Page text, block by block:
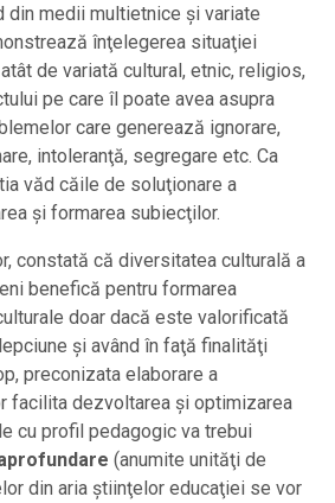
din medii multietnice şi variate
înţelegerea situaţiei
de variată cultural, etnic, religios,
pe care îl poate avea asupra
care generează ignorare,
intoleranţă, segregare etc. Ca
văd căile de soluţionare a
şi formarea subiecţilor.
constată că diversitatea culturală a
benefică pentru formarea
doar dacă este valorificată
şi având în faţă finalităţi
preconizata elaborare a
facilita dezvoltarea şi optimizarea
cu profil pedagogic va trebui
(anumite unităţi de
din aria ştiinţelor educaţiei se vor